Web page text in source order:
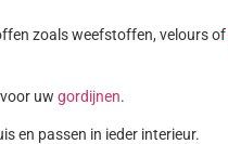
zoals weefstoffen, velours of
uw gordijnen.
en passen in ieder interieur.